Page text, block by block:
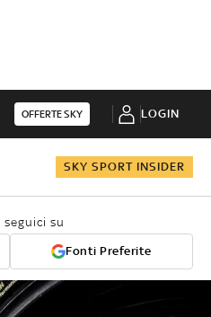
OFFERTE SKY LOGIN
SKY SPORT INSIDER
su
Fonti Preferite